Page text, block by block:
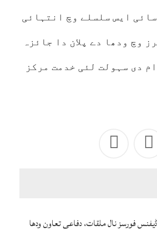
ایس سلسلے وچ انتہائی
سینٹرز وچ ودھا دے پلان دا جائزہ
دی سہولت لئی خدمت مرکز
فورسز نال ملقات، دفاعی تعاون ودھا